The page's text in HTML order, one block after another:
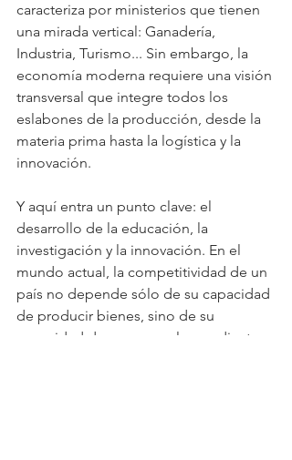
caracteriza por ministerios que tienen
una mirada vertical: Ganadería,
Industria, Turismo... Sin embargo, la
economía moderna requiere una visión
transversal que integre todos los
eslabones de la producción, desde la
materia prima hasta la logística y la
innovación.
Y aquí entra un punto clave: el
desarrollo de la educación, la
investigación y la innovación. En el
mundo actual, la competitividad de un
país no depende sólo de su capacidad
de producir bienes, sino de su
capacidad de agregar valor mediante